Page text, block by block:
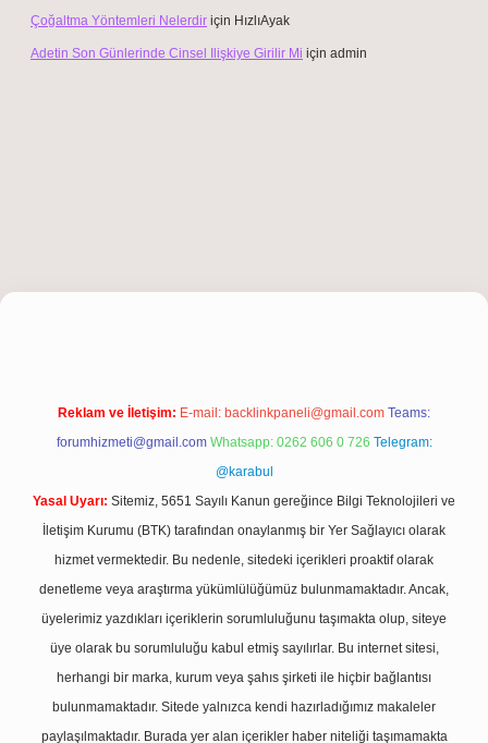
Çoğaltma Yöntemleri Nelerdir için HızlıAyak
Adetin Son Günlerinde Cinsel Ilişkiye Girilir Mi için admin
Reklam ve İletişim: E-mail: backlinkpaneli@gmail.com Teams:
forumhizmeti@gmail.com Whatsapp: 0262 606 0 726 Telegram:
@karabul
Yasal Uyarı: Sitemiz, 5651 Sayılı Kanun gereğince Bilgi Teknolojileri ve
İletişim Kurumu (BTK) tarafından onaylanmış bir Yer Sağlayıcı olarak
hizmet vermektedir. Bu nedenle, sitedeki içerikleri proaktif olarak
denetleme veya araştırma yükümlülüğümüz bulunmamaktadır. Ancak,
üyelerimiz yazdıkları içeriklerin sorumluluğunu taşımakta olup, siteye
üye olarak bu sorumluluğu kabul etmiş sayılırlar. Bu internet sitesi,
herhangi bir marka, kurum veya şahıs şirketi ile hiçbir bağlantısı
bulunmamaktadır. Sitede yalnızca kendi hazırladığımız makaleler
paylaşılmaktadır. Burada yer alan içerikler haber niteliği taşımamakta